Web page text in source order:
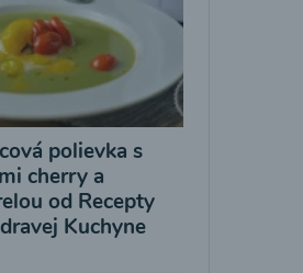
polievka s
cherry a
od Recepty
Kuchyne